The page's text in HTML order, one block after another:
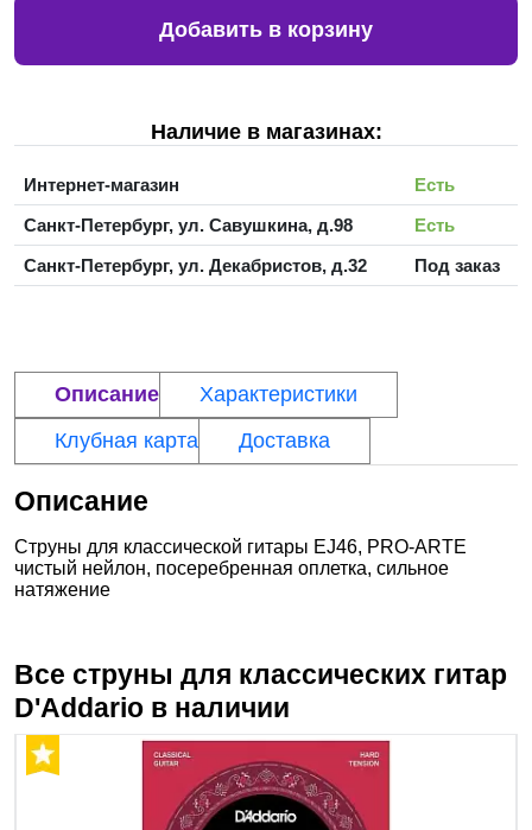
Добавить в корзину
Наличие в магазинах:
Интернет-магазин
Есть
Санкт-Петербург, ул. Савушкина, д.98
Есть
Санкт-Петербург, ул. Декабристов, д.32
Под заказ
Описание
Характеристики
Клубная карта
Доставка
Описание
Струны для классической гитары EJ46, PRO-ARTE
чистый нейлон, посеребренная оплетка, сильное
натяжение
Все струны для классических гитар
D'Addario в наличии